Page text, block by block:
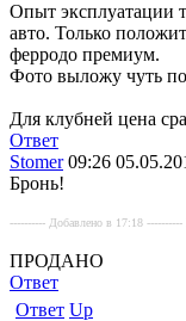
Опыт эксплуатации
авто. Только
ферродо премиум.
Фото выложу чуть
Для клубней цена
Ответ
Stomer09:26
Бронь!
---------- Добавлено в 17:18
ПРОДАНО
Ответ
Ответ Up